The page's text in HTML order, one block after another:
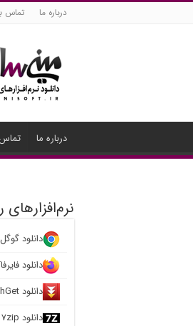
درباره ما تماس
درباره ما تماس
نرم‌افزارهای
دانلود
دانلود
دانلود FlashGet
دانلود ۷zip